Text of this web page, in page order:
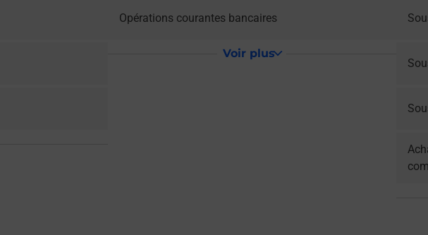
Opérations courantes bancaires
Voir plus